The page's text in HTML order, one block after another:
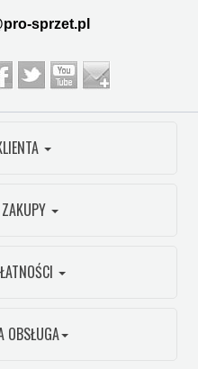
sprzet.pl
OBSŁUGA